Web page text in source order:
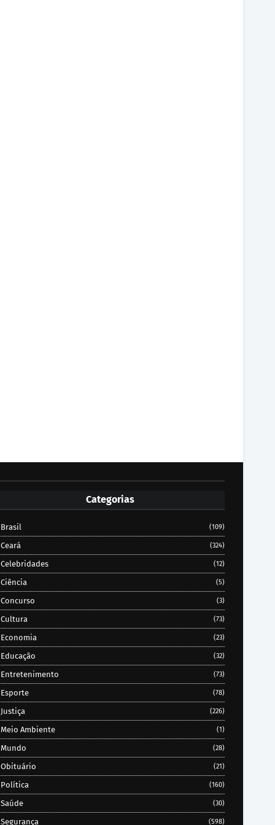
Categorias
Brasil (109)
Ceará (324)
Celebridades (12)
Ciência (5)
Concurso (3)
Cultura (73)
Economia (23)
Educação (32)
Entretenimento (73)
Esporte (78)
Justiça (226)
Meio Ambiente (1)
Mundo (28)
Obituário (21)
Política (160)
Saúde (30)
Segurança (598)